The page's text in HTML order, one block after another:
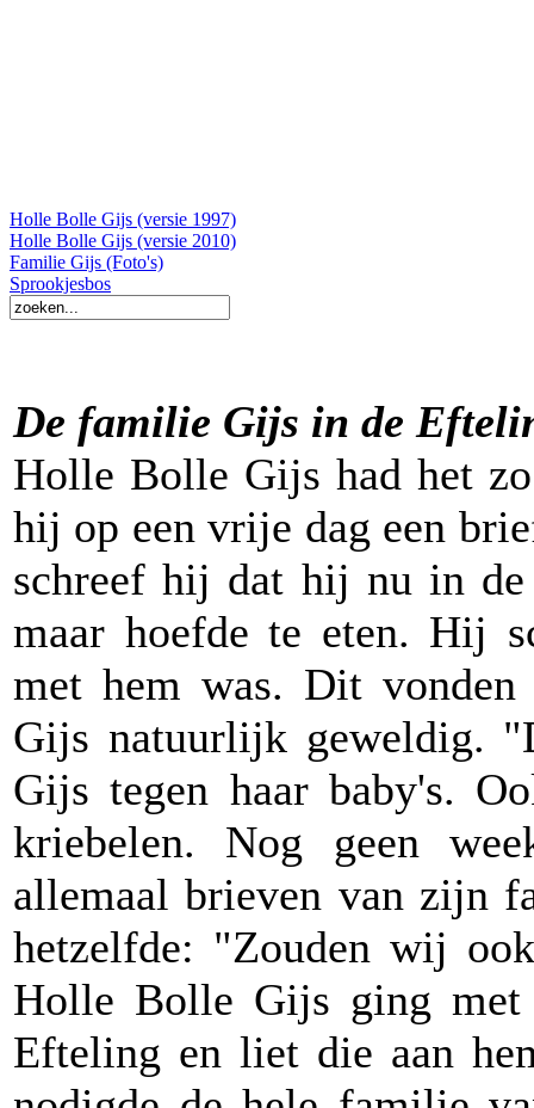
Holle Bolle Gijs (versie 1997)
Holle Bolle Gijs (versie 2010)
Familie Gijs (Foto's)
Sprookjesbos
De familie Gijs in de
Holle Bolle Gijs had het
hij op een vrije dag een
schreef hij dat hij nu in
maar hoefde te eten. Hij
met hem was. Dit
Gijs natuurlijk geweldig.
Gijs tegen haar baby's.
kriebelen. Nog geen
allemaal brieven van zijn
hetzelfde: "Zouden wij
Holle Bolle Gijs ging met
Efteling en liet die aan